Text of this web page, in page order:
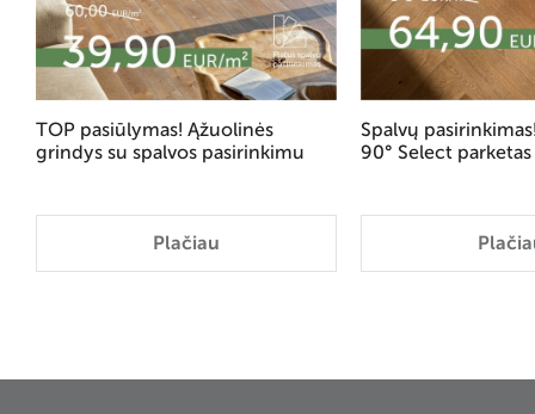
TOP pasiūlymas! Ąžuolinės
grindys su spalvos pasirinkimu
Plačiau
Spalvų
90° Select parketas